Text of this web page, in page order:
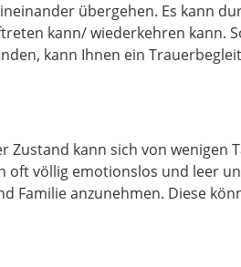
übergehen. Es kann
kann/ wiederkehren kann.
kann Ihnen ein
Zustand kann sich von wenigen
oft völlig emotionslos und leer
Familie anzunehmen. Diese